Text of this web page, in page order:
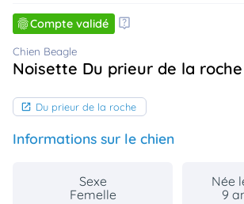
Compte validé
Chien Beagle
Noisette Du prieur de la roche
Du prieur de la roche
Informations sur le chien
Sexe
Femelle
Née
9